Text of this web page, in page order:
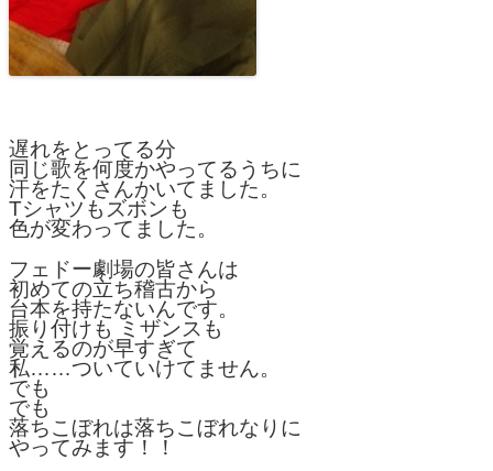
遅れをとってる分
同じ歌を何度かやってるうちに
汗をたくさんかいてました。
Tシャツもズボンも
色が変わってました。
フェドー劇場の皆さんは
初めての立ち稽古から
台本を持たないんです。
振り付けも ミザンスも
覚えるのが早すぎて
私……ついていけてません。
でも
でも
落ちこぼれは落ちこぼれなりに
やってみます！！